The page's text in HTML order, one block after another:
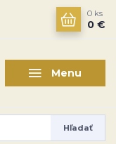
Menu
Hľadať
0 ks
0 €